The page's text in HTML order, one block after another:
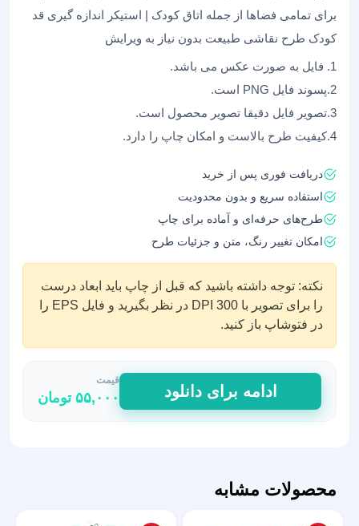
برای تمامی فضاها از جمله اتاق کودک | استیکر اندازه گیری قد
کودک طرح نقاشی طبیعت بدون نیاز به ویرایش
1. فایل به صورت عکس می باشد.
2.پسوند فایل PNG است.
3.تصویر فایل دقیقا تصویر محصول است.
4.کیفیت طرح بالاست و امکان چاپ را دارد.
دریافت فوری پس از خرید
استفاده سریع و بدون محدودیت
طرح‌های حرفه‌ای و آماده برای چاپ
امکان تغییر رنگ، متن و جزئیات طرح
نکته: توجه داشته باشید که قبل از چاپ باید ابعاد درست
را برای تصویر با DPI 300 در نظر بگیرید و فایل EPS را
در فتوشاپ باز کنید.
استیکر
اندازه
گیری
نقاشی
طبیعت
ادامه برای دانلود
قیمت
۵۵,۰۰۰ تومان
محصولات مشابه